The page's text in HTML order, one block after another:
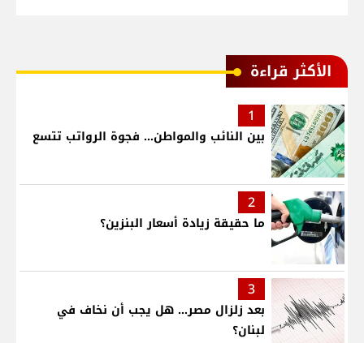
الأكثر قراءة
1
بين النائب والمواطن... فجوة الرواتب تتسع
2
ما حقيقة زيادة أسعار البنزين؟
3
بعد زلزال مصر... هل يجب أن نخاف في
لبنان؟